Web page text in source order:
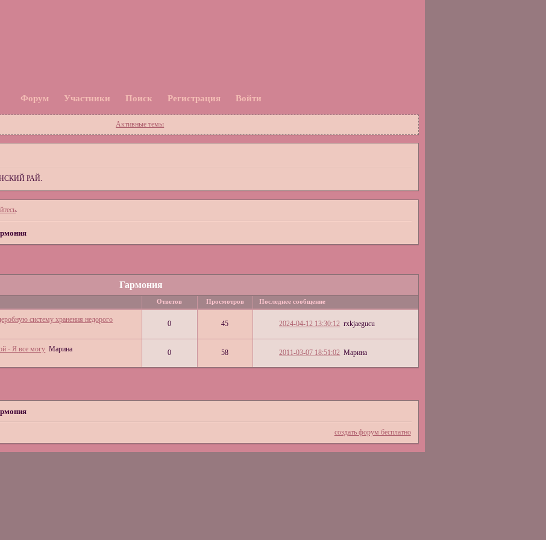
Форум Участники Поиск Регистрация Войти
Активные темы
РАЙ.
.
Гармония
Ответов Просмотров Последнее сообщение
систему хранения недорого
0 45 2024-04-12 13:30:12 rxkjaegucu
- Я все могу Марина 0 58 2011-03-07 18:51:02 Марина
создать форум бесплатно